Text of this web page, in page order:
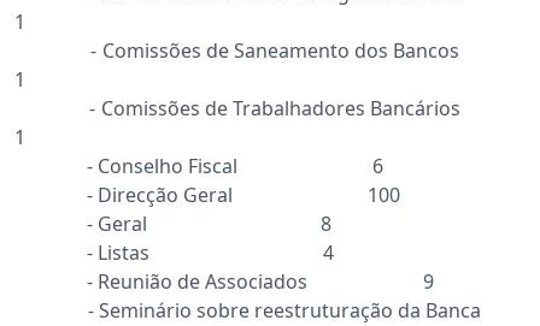
1
- Comissões de Saneamento dos Bancos
1
- Comissões de Trabalhadores Bancários
1
- Conselho Fiscal 6
- Direcção Geral 100
- Geral 8
- Listas 4
- Reunião de Associados 9
- Seminário sobre reestruturação da Banca